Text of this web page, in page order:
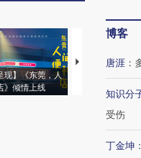
现】《东莞，人
》倾情上线
【推广】走进第
博客
唐涯 ：
知识分
受伤
丁金坤 ：